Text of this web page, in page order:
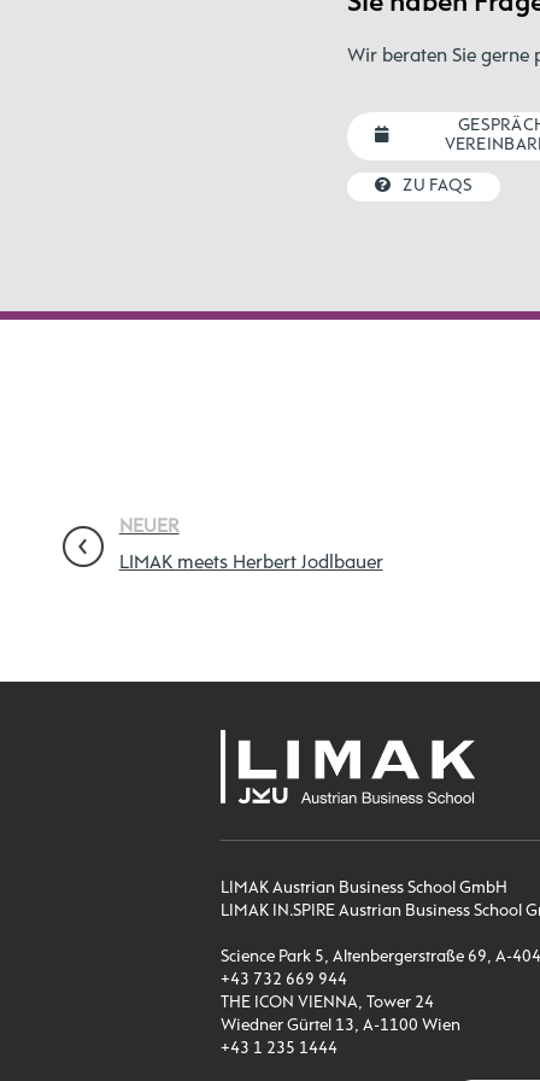
Wir beraten Sie gerne
ZU FAQS
NEUER
LIMAK meets Herbert Jodlbauer
LIMAK Austrian Business School GmbH
LIMAK IN.SPIRE Austrian Business School
Science Park 5, Altenbergerstraße 69, A-
+43 732 669 944
THE ICON VIENNA, Tower 24
Wiedner Gürtel 13, A-1100 Wien
+43 1 235 1444